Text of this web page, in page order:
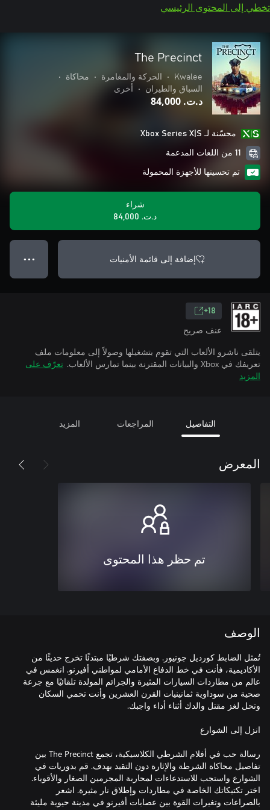
تخطي إلى المحتوى الرئيسي
The Precinct
Kwalee
• الحركة والمغامرة • محاكاة
•
السباق والطيران
• أخرى
د.ت.‏ 84,000
محسّنة لـ Xbox Series X|S
11 من اللغات المدعمة
تم تحسينها للأجهزة المحمولة
شراء
د.ت.‏ 84,000
إضافة إلى قائمة الأمنيات ● ● ●
18+
عنف صريح
يتلقى ناشرو الألعاب التي تقوم بتشغيلها وصولاً إلى معلومات ملف
تعريفك في Xbox والبيانات المقترنة بينما تمارس الألعاب.
تعرّف على
المزيد
التفاصيل المراجعات المزيد
المعرض
تم حظر هذا المحتوى
الوصف
تُمثل الضابط كورديل جونيور. وبصفتك شرطيًا مبتدئًا تخرج حديثًا من
الأكاديمية، فأنت في خط الدفاع الأمامي لمواطني أفيرنو. انغمس في
عالم من مطاردات السيارات المثيرة والجرائم المولدة تلقائيًا مع جرعة
صحية من سوداوية ثمانينيات القرن العشرين وأنت تحمي السكان
رسالة حب في أفلام الشرطي الكلاسيكية، تجمع The Precinct بين
تفاصيل محاكاة الشرطة والإثارة دون التقيد بهدف. قم بدوريات في
الشوارع واستجب للاستدعاءات لمحاربة المجرمين الصغار والأقوياء.
اختر تكتيكاتك الخاصة في مطاردات وإطلاق نار مثيرة. اشعر
بالصراعات وتغيرات القوة بين عصابات أفيرنو في مدينة حيوية مليئة